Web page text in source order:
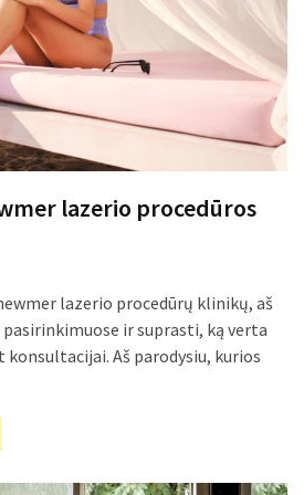
lazerio procedūros
lazerio procedūrų klinikų, aš
ir suprasti, ką verta
Aš parodysiu, kurios